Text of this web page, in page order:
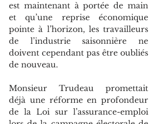
est maintenant à portée de main
et qu’une reprise économique
pointe à l’horizon, les travailleurs
de l’industrie saisonnière ne
doivent cependant pas être oubliés
de nouveau.
Monsieur Trudeau promettait
déjà une réforme en profondeur
de la Loi sur l’assurance-emploi